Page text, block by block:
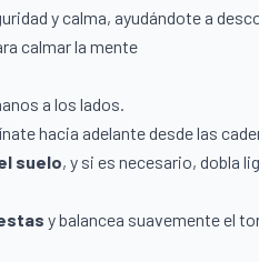
y calma, ayudándote a
calmar la mente
a los lados.
hacia adelante desde las
suelo, y si es necesario, dobla
y balancea suavemente el